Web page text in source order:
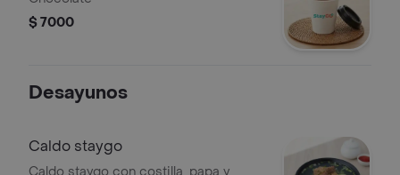
$ 7000
Desayunos
Caldo staygo